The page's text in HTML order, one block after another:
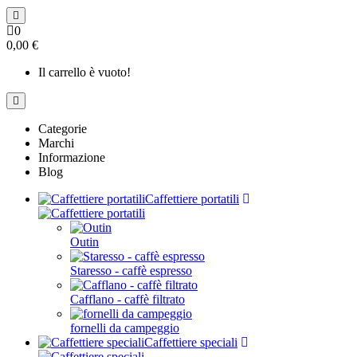
0
0,00 €
Il carrello è vuoto!
Categorie
Marchi
Informazione
Blog
Caffettiere portatili
Outin
Staresso - caffè espresso
Cafflano - caffè filtrato
fornelli da campeggio
Caffettiere speciali